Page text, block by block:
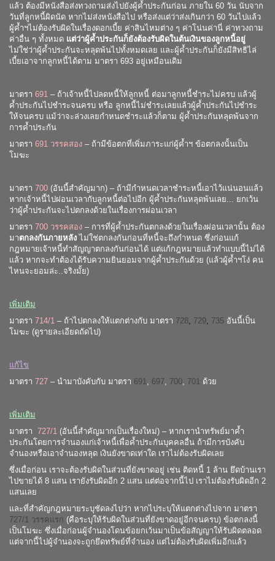
แล้ว ต้องมีหนังสือส่งทวงถามส่งไปยังผู้ค้ำประกันก่อน ภายใน 60 วัน นับจาก
วันที่ลูกหนี้ผิดนัด หากไม่ส่งหนังสือไป หรือส่งแต่ว่าส่งเกินกว่า 60 วันไปแล้ว
ผู้ค้ำฯไม่ต้องรับผิดในเรื่องดอกเบี้ย ค่าสินไหมต่าง ๆ ค่าโน่นค่านี่ ค่าทวงถาม
ค่าอื่น ๆ ทั้งหมด แต่ว่าผู้ค้ำประกันก็ยังต้องรับผิดในต้นเงินของลูกหนี้อยู่
ไม่ใช่ว่าผู้ค้ำประกันจะหลุดพ้นไปทั้งหมดเลย และผู้ค้ำประกันก็ยังมีสิทธิไล่
เบี้ยเอาจากลูกหนี้ได้ตาม มาตรา 693 อยู่เหมือนเดิม
มาตรา 691 – ถ้าเจ้าหนี้ไปลดหนี้ให้ลูกหนี้ ต่อมาลูกหนี้ชำระไม่ครบ แล้วผู้
ค้ำประกันไปชำระจนครบ หรือ ลูกหนี้ไม่ชำระเลยแล้วผู้ค้ำประกันไปชำระ
ให้จนครบ แม้ว่าจะล่วงเลยกำหนดชำระแล้วก็ตาม ผู้ค้ำประกันหลุดพ้นจาก
การค้ำประกัน
มาตรา 691 วรรคสอง – ถ้ามีข้อตกที่เพิ่มภาระแก่ผู้ค้ำฯ ข้อตกลงนั้นเป็น
โมฆะ
มาตรา 700 (อันนี้สำคัญมาก) – ถ้ามีกำหนดเวลาชำระหนี้เอาไว้แน่นอนแล้ว
หากเจ้าหนี้ไปผ่อนเวลากับลูกหนี้ต่อไปอีก ผู้ค้ำประกันหลุดพ้นเลย... ยกเว้น
ว่าผู้ค้ำประกันจะไปตกลงด้วยในเรื่องการผ่อนเวลา
มาตรา 700 วรรคสอง – การที่ผู้ค้ำประกันตกลงด้วยในเรื่องผ่อนเวลานั้น ต้อง
มาตกลงกันภายหลังไม่ใช่ตกลงกันก่อนที่หนี้จะถึงกำหนด ซึ่งก่อนแก้
กฎหมายเจ้าหนี้ทำสัญญาตกลงกันก่อนได้ แต่แก้กฎหมายแล้วทำแบบนี้ไม่ได้
แล้ว หากจะทำต้องได้รับความยินยอมจากผู้ค้ำประกันด้วย (แล้วผู้ค้ำฯโง่ คน
ไหนจะยอมล่ะ..จริงมั้ย)
เพิ่มเติม
มาตรา 714/1 – ถ้าไปตกลงให้แตกต่างกับ มาตรา 728, 729, 735 อันนี้เป็น
โมฆะ (ดูรายละเอียดถัดไป)
แก้ไข
มาตรา 727 – นำมาบังคับกับ มาตรา 691, 697, 700, 701 ด้วย
เพิ่มเติม
มาตรา 727/1 (อันนี้สำคัญมากเป็นเรื่องใหม่) – หากเรานำทรัพย์มาค้ำ
ประกันโดยการจำนองแก่เจ้าหนี้เพื่อค้ำประกันบุคคลอื่น ถ้ามีการบังคับ
จำนองหรือเอาจำนองหลุด เงินยังขาดเท่าใด เราไม่ต้องรับผิดเลย
ซึ่งเมื่อก่อน เราจะต้องรับผิดในส่วนที่ยังขาดอยู่ เช่น ติดหนี้ 1 ล้าน ยึดบ้านเรา
ไปขายได้ 8 แสน เรายังรับผิดอีก 2 แสน แต่ต่อจากนี้ไป เราไม่ต้องรับผิดอีก 2
แสนเลย
และที่สำคัญกฎหมายระบุชัดลงไปว่า หากไประบุให้แตกต่างไปจาก มาตรา
727/1 วรรคแรก (คือระบุให้รับผิดในส่วนที่ยังขาดอยู่อีกจนครบ) ข้อตกลงนี้
เป็นโมฆะ ซึ่งเมื่อก่อนผู้จำนองโดนข้อยกเว้นมาเป็นข้อสัญญาให้รับผิดตลอด
แต่จากนี้ไปผู้จำนองจะถูกยึดทรัพย์ที่จำนอง แต่ไม่ต้องรับผิดเพิ่มอีกแล้ว